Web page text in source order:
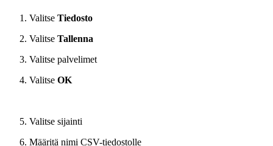
Valitse Tiedosto
Valitse Tallenna
Valitse palvelimet
Valitse OK
Valitse sijainti
Määritä nimi CSV-tiedostolle